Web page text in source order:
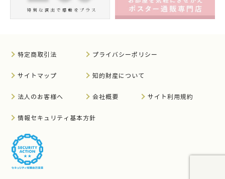
特定商取引法 プライバシーポリシー
サイトマップ 知的財産について
法人のお客様へ 会社概要 サイト利用規約
情報セキュリティ基本方針